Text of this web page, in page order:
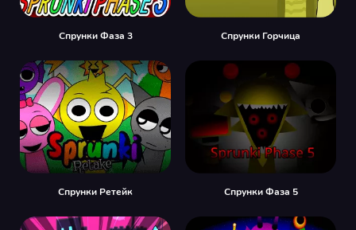
Спрунки Фаза 3 Спрунки Горчица
Спрунки Ретейк Спрунки Фаза 5